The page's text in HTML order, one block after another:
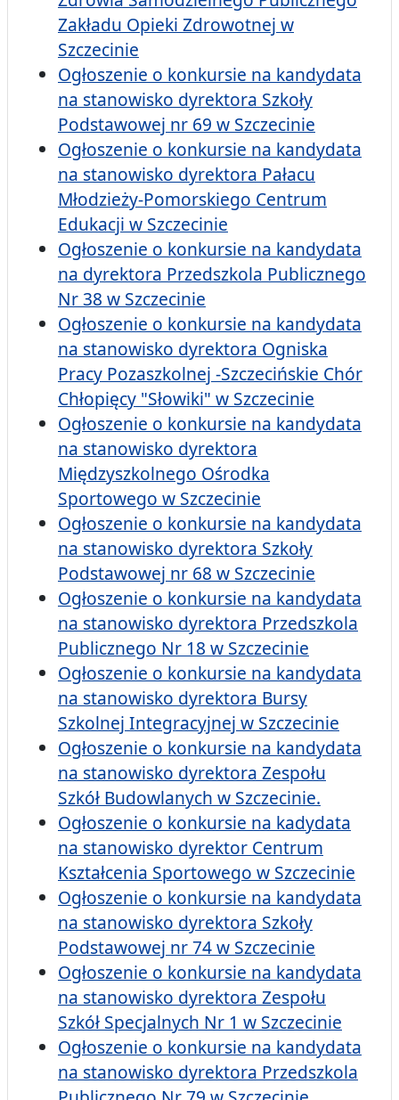
Zakładu Opieki Zdrowotnej w
Szczecinie
Ogłoszenie o konkursie na kandydata
na stanowisko dyrektora Szkoły
Podstawowej nr 69 w Szczecinie
Ogłoszenie o konkursie na kandydata
na stanowisko dyrektora Pałacu
Młodzieży-Pomorskiego Centrum
Edukacji w Szczecinie
Ogłoszenie o konkursie na kandydata
na dyrektora Przedszkola Publicznego
Nr 38 w Szczecinie
Ogłoszenie o konkursie na kandydata
na stanowisko dyrektora Ogniska
Pracy Pozaszkolnej -Szczecińskie Chór
Chłopięcy "Słowiki" w Szczecinie
Ogłoszenie o konkursie na kandydata
na stanowisko dyrektora
Międzyszkolnego Ośrodka
Sportowego w Szczecinie
Ogłoszenie o konkursie na kandydata
na stanowisko dyrektora Szkoły
Podstawowej nr 68 w Szczecinie
Ogłoszenie o konkursie na kandydata
na stanowisko dyrektora Przedszkola
Publicznego Nr 18 w Szczecinie
Ogłoszenie o konkursie na kandydata
na stanowisko dyrektora Bursy
Szkolnej Integracyjnej w Szczecinie
Ogłoszenie o konkursie na kandydata
na stanowisko dyrektora Zespołu
Szkół Budowlanych w Szczecinie.
Ogłoszenie o konkursie na kadydata
na stanowisko dyrektor Centrum
Kształcenia Sportowego w Szczecinie
Ogłoszenie o konkursie na kandydata
na stanowisko dyrektora Szkoły
Podstawowej nr 74 w Szczecinie
Ogłoszenie o konkursie na kandydata
na stanowisko dyrektora Zespołu
Szkół Specjalnych Nr 1 w Szczecinie
Ogłoszenie o konkursie na kandydata
na stanowisko dyrektora Przedszkola